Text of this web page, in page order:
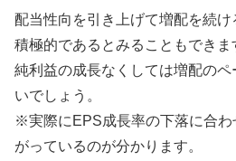
配当性向を引き上げて増配を続
積極的であるとみることもでき
純利益の成長なくしては増配の
いでしょう。
※実際にEPS成長率の下落に合わ
がっているのが分かります。